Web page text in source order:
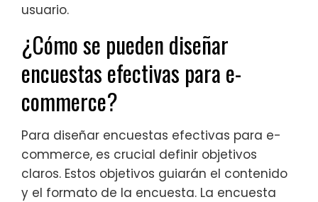
usuario.
¿Cómo se pueden diseñar
encuestas efectivas para e-
commerce?
Para diseñar encuestas efectivas para e-
commerce, es crucial definir objetivos
claros. Estos objetivos guiarán el contenido
y el formato de la encuesta. La encuesta